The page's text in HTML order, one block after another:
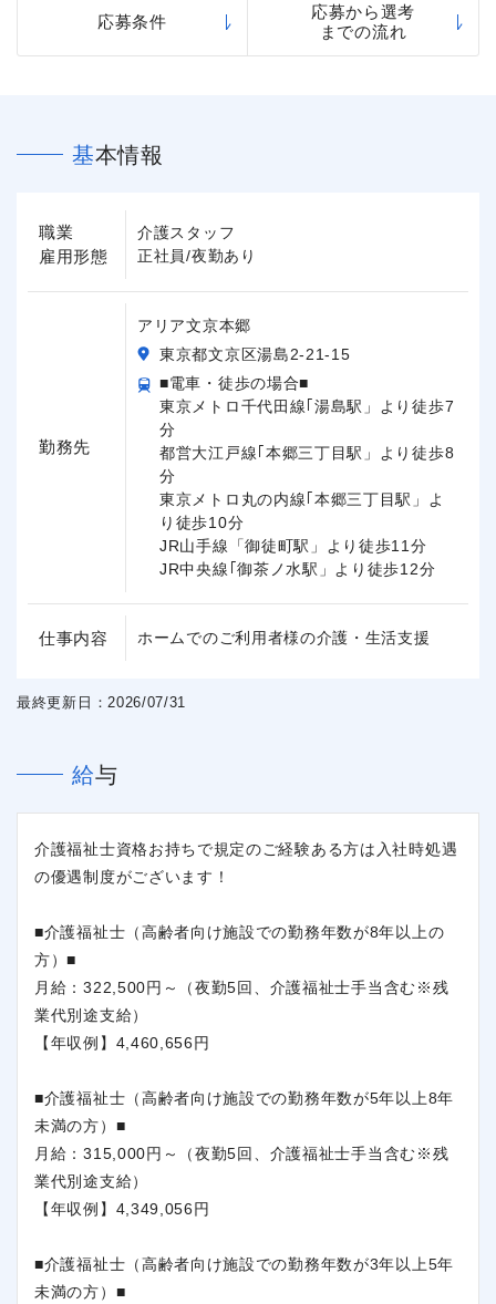
応募条件
応募から選考
までの流れ
基本情報
職業
雇用形態
介護スタッフ
正社員/夜勤あり
勤務先
アリア文京本郷
東京都文京区湯島2-21-15
■電車・徒歩の場合■
東京メトロ千代田線｢湯島駅」より徒歩7
分
都営大江戸線｢本郷三丁目駅」より徒歩8
分
東京メトロ丸の内線｢本郷三丁目駅」よ
り徒歩10分
JR山手線「御徒町駅」より徒歩11分
JR中央線｢御茶ノ水駅」より徒歩12分
仕事内容 ホームでのご利用者様の介護・生活支援
最終更新日：2026/07/31
給与
介護福祉士資格お持ちで規定のご経験ある方は入社時処遇
の優遇制度がございます！
■介護福祉士（高齢者向け施設での勤務年数が8年以上の
方）■
月給：322,500円～（夜勤5回、介護福祉士手当含む※残
業代別途支給）
【年収例】4,460,656円
■介護福祉士（高齢者向け施設での勤務年数が5年以上8年
未満の方）■
月給：315,000円～（夜勤5回、介護福祉士手当含む※残
業代別途支給）
【年収例】4,349,056円
■介護福祉士（高齢者向け施設での勤務年数が3年以上5年
未満の方）■